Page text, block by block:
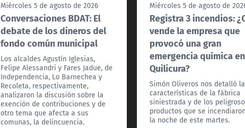
Miércoles 5 de agosto de 2026
Conversaciones BDAT: El
debate de los dineros del
fondo común municipal
Los alcaldes Agustín Iglesias,
Felipe Alessandri y Fares Jadue, de
Independencia, Lo Barnechea y
Recoleta, respectivamente,
analizaron la discusión sobre la
exención de contribuciones y de
otro tema que afecta a sus
comunas, la delincuencia.
Miércoles 5 de agosto de
Registra 3 incendios:
vende la empresa que
provocó una gran
emergencia química en
Quilicura?
Simón Oliveros nos detalló
características de la fábrica
siniestrada y de los
productos que se
la noche de este martes.